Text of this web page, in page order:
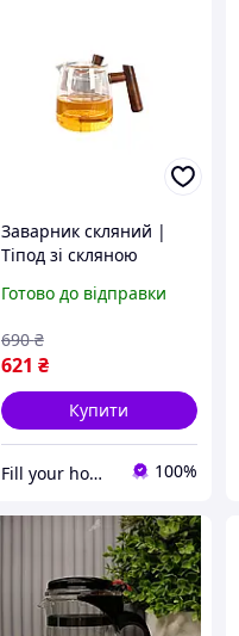
Заварник скляний |
Тіпод зі скляною
заварювальний 550мл
Готово до відправки
621 ₴
690 ₴
Купити
Fill your home | Комфорт та затишок для кожного дому 100%